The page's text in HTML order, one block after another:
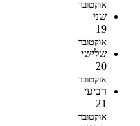
אוקטובר
שני
19
אוקטובר
שלישי
20
אוקטובר
רביעי
21
אוקטובר